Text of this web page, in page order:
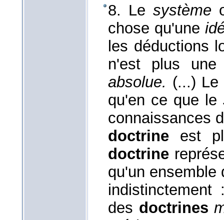
8. Le système
chose qu'une
les déductions
n'est plus
absolue. (...) Le
qu'en ce que le
connaissances
doctrine est
doctrine
qu'un ensemble
des doctrines